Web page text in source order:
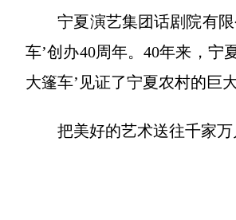
宁夏演艺集团话剧院有限
车’创办40周年。40年来，宁
大篷车’见证了宁夏农村的巨
把美好的艺术送往千家万